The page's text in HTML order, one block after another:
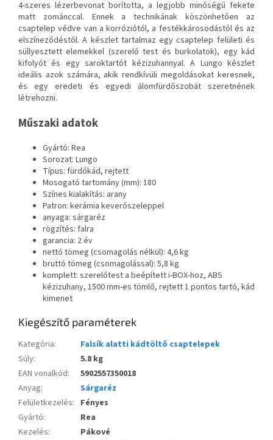
4-szeres lézerbevonat borította, a legjobb minőségű fekete
matt zománccal. Ennek a technikának köszönhetően az
csaptelep védve van a korróziótól, a festékkárosodástól és az
elszíneződéstől. A készlet tartalmaz egy csaptelep felületi és
süllyesztett elemekkel (szerelő test és burkolatok), egy kád
kifolyót és egy saroktartót kézizuhannyal. A Lungo készlet
ideális azok számára, akik rendkívüli megoldásokat keresnek,
és egy eredeti és egyedi álomfürdőszobát szeretnének
létrehozni.
Műszaki adatok
Gyártó: Rea
Sorozat: Lungo
Típus: fürdőkád, rejtett
Mosogató tartomány (mm): 180
Színes kialakítás: arany
Patron: kerámia keverőszeleppel
anyaga: sárgaréz
rögzítés: falra
garancia: 2 év
nettó tömeg (csomagolás nélkül): 4,6 kg
bruttó tömeg (csomagolással): 5,8 kg
komplett: szerelőtest a beépített i-BOX-hoz, ABS
kézizuhany, 1500 mm-es tömlő, rejtett 1 pontos tartó, kád
kimenet
Kiegészítő paraméterek
Kategória:
Falsík alatti kádtöltő csaptelepek
Súly:
5.8 kg
EAN vonalkód:
5902557350018
Anyag:
Sárgaréz
Felületkezelés: Fényes
Gyártó:
Rea
Kezelés:
Pákové